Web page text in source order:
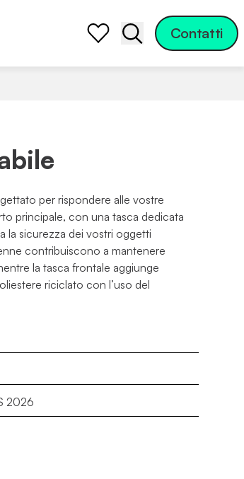
Apri la barra di
Contatti
per rispondere alle vostre
principale, con una tasca dedicata
la sicurezza dei vostri oggetti
contribuiscono a mantenere
la tasca frontale aggiunge
riciclato con l’uso del
2026